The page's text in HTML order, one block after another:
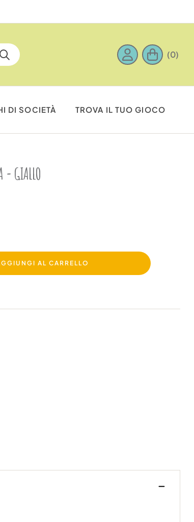
(0)
DI SOCIETÀ TROVA IL TUO GIOCO
- GIALLO
AL CARRELLO